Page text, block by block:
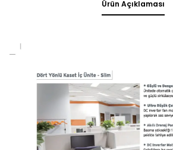
Ürün Açıklaması